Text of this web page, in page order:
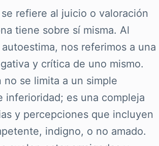
refiere al juicio o valoración
tiene sobre sí misma. Al
nos referimos a una
y crítica de uno mismo.
no se limita a un simple
inferioridad; es una compleja
y percepciones que incluyen
indigno, o no amado.